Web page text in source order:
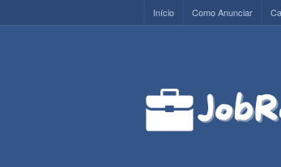
Início Como Anunciar